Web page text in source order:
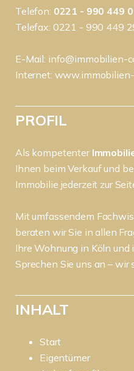
Telefon: 0221 - 990 449 0
Telefax: 0221 - 990 449
E-Mail: info@immobilien-
Internet:
PROFIL
Als kompetenter
Ihnen beim Verkauf und
Immobilie jederzeit zur
Mit umfassendem
beraten wir Sie in allen
Ihre Wohnung in Köln
Sprechen Sie uns an – wir
INHALT
Start
Eigentümer